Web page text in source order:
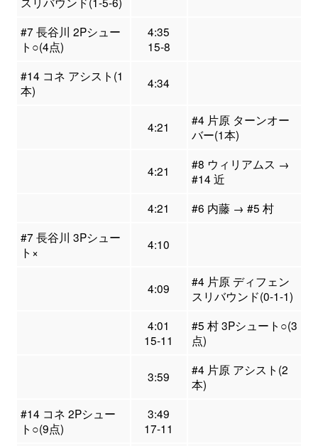
#7 長谷川 2Pシュー
ト○(4点)
4:35
15-8
#14 コネ アシスト(1
本)
4:34
4:21
#4 片原 ターンオー
バー(1本)
4:21
#8 ウィリアムス →
#14 近
4:21
#6 内藤 → #5 村
#7 長谷川 3Pシュー
ト×
4:10
4:09
#4 片原 ディフェン
スリバウンド(0-1-1)
4:01
15-11
#5 村 3Pシュート○(3
点)
3:59
#4 片原 アシスト(2
本)
#14 コネ 2Pシュー
ト○(9点)
3:49
17-11